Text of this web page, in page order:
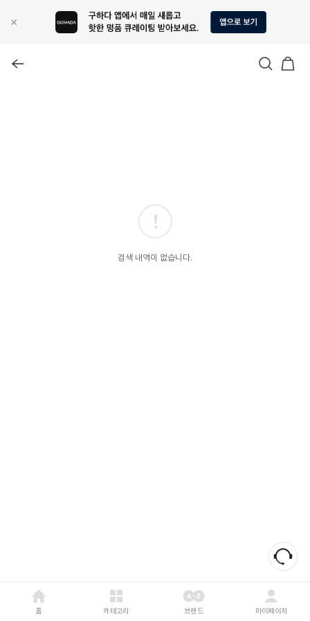
검색 내역이 없습니다.
홈 카테고리 브랜드 마이페이지